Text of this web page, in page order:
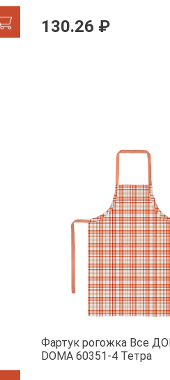
130.26 ₽
Фартук рогожка Все
DOMA 60351-4 Тетра